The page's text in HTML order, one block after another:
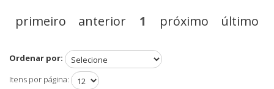
primeiro anterior 1 próximo último
Ordenar por:
Itens por página: